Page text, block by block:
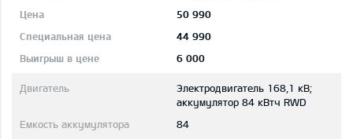
50 990
44 990
6 000
Электродвигатель 168,1 кВ;
aккумулятор 84 кВтч RWD
84